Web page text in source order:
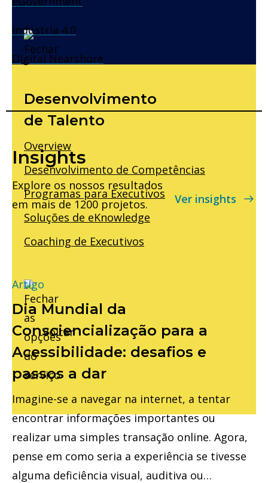
Desenvolvimento
de Talento
Overview
Desenvolvimento de Competências
Programas para Executivos
Soluções de eKnowledge
Coaching de Executivos
Voltar
Indústria 4.0
Digital Nearshore
Insights
Explore os nossos resultados
em mais de 1200 projetos.
Ver insights
Artigo
Dia Mundial da
Consciencialização para a
Acessibilidade: desafios e
passos a dar
Imagine-se a navegar na internet, a tentar
encontrar informações importantes ou
realizar uma simples transação online. Agora,
pense em como seria a experiência se tivesse
alguma deficiência visual, auditiva ou…